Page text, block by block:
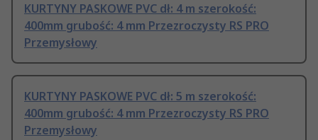
KURTYNY PASKOWE PVC dł: 4 m szerokość:
400mm grubość: 4 mm Przezroczysty RS PRO
Przemysłowy
KURTYNY PASKOWE PVC dł: 5 m szerokość:
400mm grubość: 4 mm Przezroczysty RS PRO
Przemysłowy